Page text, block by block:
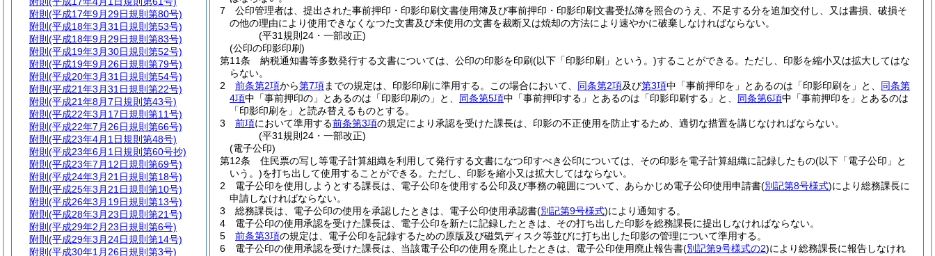
7
公印管理者は、提出された事前押印・印影印刷文書使用簿及び事前押印・印影印刷文書受払簿を照合のうえ、不足する分を追加交付し、又は書損、破損そ
の他の理由により使用できなくなつた文書及び未使用の文書を裁断又は焼却の方法により速やかに破棄しなければならない。
(平31規則24・一部改正)
(公印の印影印刷)
第11条
納税通知書等多数発行する文書については、公印の印影を印刷(以下「印影印刷」という。)することができる。 ただし、印影を縮小又は拡大してはな
らない。
2
前条第2項から第7項までの規定は、印影印刷に準用する。 この場合において、 同条第2項及び第3項中「事前押印を」とあるのは「印影印刷を」と、 同条第
4項中「事前押印の」とあるのは「印影印刷の」と、 同条第5項中「事前押印する」とあるのは「印影印刷する」と、 同条第6項中「事前押印を」とあるのは
「印影印刷を」と読み替えるものとする。
3
前項において準用する前条第3項の規定により承認を受けた課長は、印影の不正使用を防止するため、適切な措置を講じなければならない。
(平31規則24・一部改正)
(電子公印)
第12条
住民票の写し等電子計算組織を利用して発行する文書になつ印すべき公印については、その印影を電子計算組織に記録したもの(以下「電子公印」と
いう。)を打ち出して使用することができる。 ただし、印影を縮小又は拡大してはならない。
2
電子公印を使用しようとする課長は、電子公印を使用する公印及び事務の範囲について、あらかじめ電子公印使用申請書(別記第8号様式)により総務課長に
申請しなければならない。
3
総務課長は、電子公印の使用を承認したときは、電子公印使用承認書(別記第9号様式)により通知する。
4
電子公印の使用承認を受けた課長は、電子公印を新たに記録したときは、その打ち出した印影を総務課長に提出しなければならない。
5
前条第3項の規定は、電子公印を記録するための原版及び磁気ディスク等並びに打ち出した印影の管理について準用する。
6
電子公印の使用承認を受けた課長は、当該電子公印の使用を廃止したときは、電子公印使用廃止報告書(別記第9号様式の2)により総務課長に報告しなけれ
附則 (平成17年9月29日規則第80号)
附則 (平成18年3月31日規則第53号)
附則 (平成18年9月29日規則第83号)
附則 (平成19年3月30日規則第52号)
附則 (平成19年9月26日規則第79号)
附則 (平成20年3月31日規則第54号)
附則 (平成21年3月31日規則第22号)
附則 (平成21年8月7日規則第43号)
附則 (平成22年3月17日規則第11号)
附則 (平成22年7月26日規則第66号)
附則 (平成23年4月1日規則第48号)
附則 (平成23年6月1日規則第60号抄)
附則 (平成23年7月12日規則第69号)
附則 (平成24年3月21日規則第18号)
附則 (平成25年3月21日規則第10号)
附則 (平成26年3月19日規則第13号)
附則 (平成28年3月23日規則第21号)
附則 (平成29年2月23日規則第6号)
附則 (平成29年3月24日規則第14号)
附則 (平成30年1月26日規則第3号)